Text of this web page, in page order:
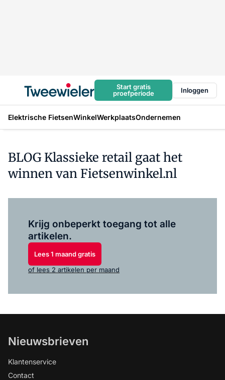
Start gratis
proefperiode
Inloggen
Elektrische FietsenWinkelWerkplaatsOndernemen
BLOG Klassieke retail gaat het
winnen van Fietsenwinkel.nl
Krijg onbeperkt toegang tot alle
artikelen.
Lees 1 maand gratis
of lees 2 artikelen per maand
Nieuwsbrieven
Klantenservice
Contact